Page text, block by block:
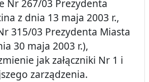
Nr 267/03 Prezydenta
z dnia 13 maja 2003 r.,
315/03 Prezydenta Miasta
30 maja 2003 r.),
jak załączniki Nr 1 i
zarządzenia.